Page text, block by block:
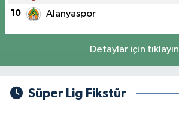
10 Alanyaspor
Detaylar için tıklayın
Süper Lig Fikstür